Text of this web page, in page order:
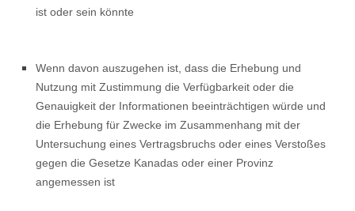
ist oder sein könnte
Wenn davon auszugehen ist, dass die Erhebung und
Nutzung mit Zustimmung die Verfügbarkeit oder die
Genauigkeit der Informationen beeinträchtigen würde und
die Erhebung für Zwecke im Zusammenhang mit der
Untersuchung eines Vertragsbruchs oder eines Verstoßes
gegen die Gesetze Kanadas oder einer Provinz
angemessen ist